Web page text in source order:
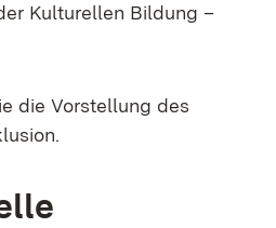
Kulturellen Bildung –
die Vorstellung des